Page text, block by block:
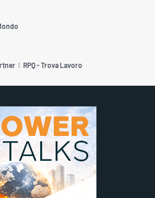
RPQ - Trova Lavoro